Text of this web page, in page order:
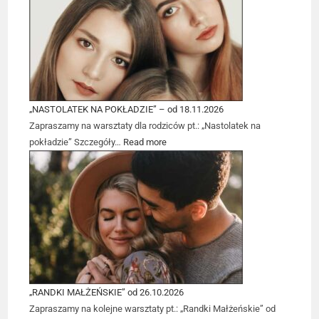
„NASTOLATEK NA POKŁADZIE” – od 18.11.2026
Zapraszamy na warsztaty dla rodziców pt.: „Nastolatek na
pokładzie” Szczegóły… Read more
„RANDKI MAŁŻEŃSKIE” od 26.10.2026
Zapraszamy na kolejne warsztaty pt.: „Randki Małżeńskie” od